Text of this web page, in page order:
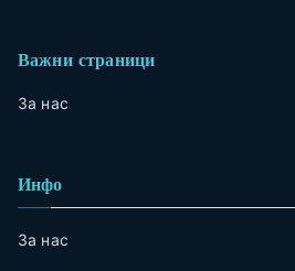
Важни страници
За нас
Инфо
За нас